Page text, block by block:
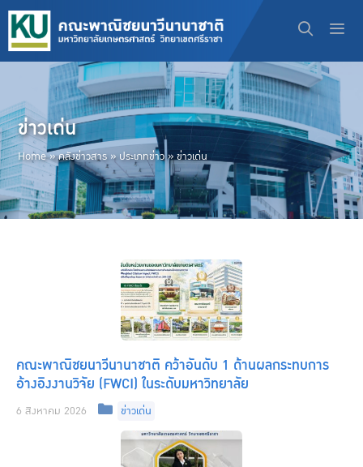
Skip
content
ข่าวเด่น
Home»คลังข่าวสาร » ประเภทข่าว»ข่าวเด่น
คณะพาณิชยนาวีนานาชาติ คว้าอันดับ 1 ด้านผลกระทบการ
อ้างอิงงานวิจัย (FWCI) ในระดับมหาวิทยาลัย
6 สิงหาคม 2026 Categories
ข่าวเด่น